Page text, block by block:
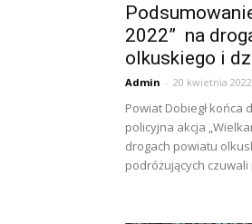
2022” na
olkuskiego i
Admin - 20 kwietnia 2022
Powiat Dobiegł końca
policyjna akcja
drogach powiatu
podróżujących czuwali